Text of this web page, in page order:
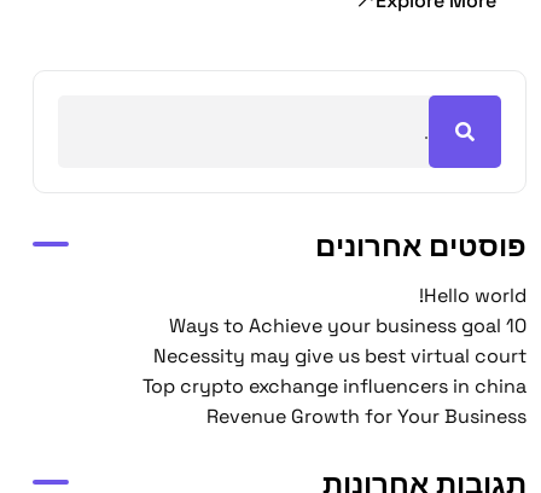
פוסטים אחרונים
Hello world!
10 Ways to Achieve your business goal
Necessity may give us best virtual court
Top crypto exchange influencers in china
Revenue Growth for Your Business
תגובות אחרונות